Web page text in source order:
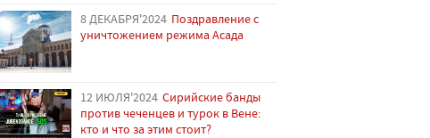
8 ДЕКАБРЯ'2024 Поздравление с
уничтожением режима Асада
12 ИЮЛЯ'2024 Сирийские банды
против чеченцев и турок в Вене:
кто и что за этим стоит?